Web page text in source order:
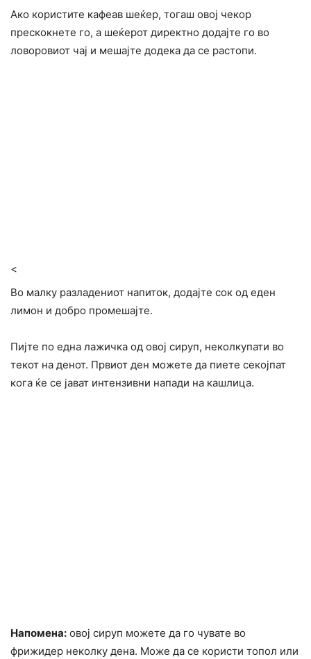
Ако користите кафеав шеќер, тогаш овој чекор
прескокнете го, а шеќерот директно додајте го во
ловоровиот чај и мешајте додека да се растопи.
<
Во малку разладениот напиток, додајте сок од еден
лимон и добро промешајте.
Пијте по една лажичка од овој сируп, неколкупати во
текот на денот. Првиот ден можете да пиете секојпат
кога ќе се јават интензивни напади на кашлица.
Напомена: овој сируп можете да го чувате во
фрижидер неколку дена. Може да се користи топол или